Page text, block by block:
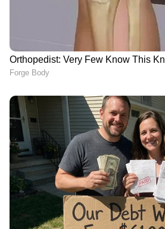
ഈ മേഖലകളിൽ
നിലവാരം
കരിക്കുലം തൊഴിൽ
ഉദ്യോഗസ്ഥരും കേരളത്തിൽ
ഒത്തുചേർന്ന് ഇൻഡോ
ഉന്നതതല ശിൽപശാലയും
ശിൽപശാലയിൽ
അഭിപ്രായങ്ങൾ
നടപടികൾക്ക് നോർക്ക് റൂട്ട്‌സ്
മുൻകൈയെടുക്കുമെന്നും